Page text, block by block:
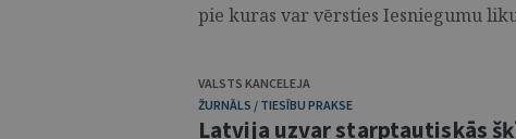
pie kuras var vērsties Iesniegumu
VALSTS KANCELEJA
ŽURNĀLS / TIESĪBU PRAKSE
Latvija uzvar starptautiskās